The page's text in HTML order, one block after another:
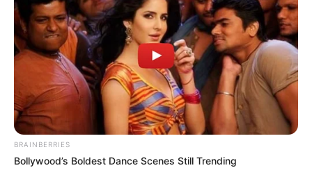
BRAINBERRIES
Bollywood’s Boldest Dance Scenes Still Trending